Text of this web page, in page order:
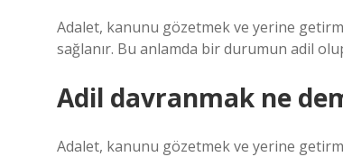
Adalet, kanunu gözetmek ve yerine
sağlanır. Bu anlamda bir durumun adil
Adil davranmak ne
Adalet, kanunu gözetmek ve yerine